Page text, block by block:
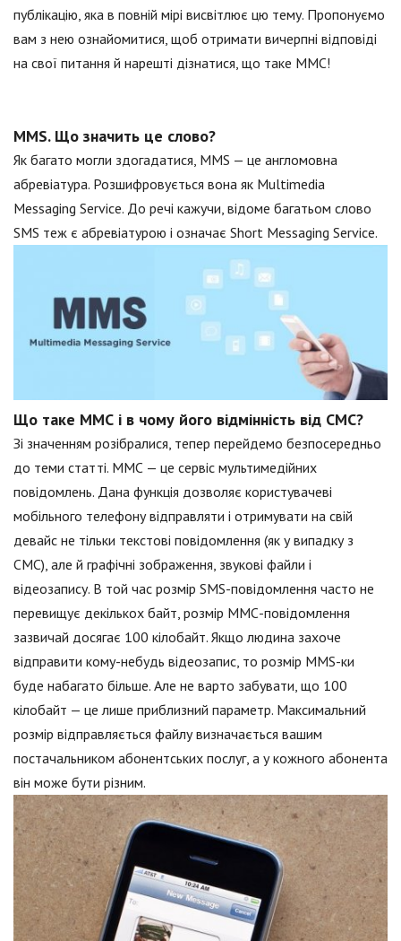
публікацію, яка в повній мірі висвітлює цю тему. Пропонуємо
вам з нею ознайомитися, щоб отримати вичерпні відповіді
на свої питання й нарешті дізнатися, що таке ММС!
MMS. Що значить це слово?
Як багато могли здогадатися, MMS — це англомовна
абревіатура. Розшифровується вона як Multimedia
Messaging Service. До речі кажучи, відоме багатьом слово
SMS теж є абревіатурою і означає Short Messaging Service.
Що таке ММС і в чому його відмінність від СМС?
Зі значенням розібралися, тепер перейдемо безпосередньо
до теми статті. ММС — це сервіс мультимедійних
повідомлень. Дана функція дозволяє користувачеві
мобільного телефону відправляти і отримувати на свій
девайс не тільки текстові повідомлення (як у випадку з
СМС), але й графічні зображення, звукові файли і
відеозапису. В той час розмір SMS-повідомлення часто не
перевищує декількох байт, розмір ММС-повідомлення
зазвичай досягає 100 кілобайт. Якщо людина захоче
відправити кому-небудь відеозапис, то розмір MMS-ки
буде набагато більше. Але не варто забувати, що 100
кілобайт — це лише приблизний параметр. Максимальний
розмір відправляється файлу визначається вашим
постачальником абонентських послуг, а у кожного абонента
він може бути різним.